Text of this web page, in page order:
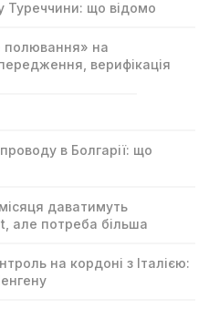
Туреччини: що відомо
полювання» на
верифікація
в Болгарії: що
даватимуть
але потреба більша
на кордоні з Італією: